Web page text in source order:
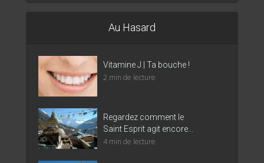
Au Hasard
Vitamine J | Ta bouche !
2 min de lecture
Regardez comment le
Saint Esprit agit encore...
4 min de lecture